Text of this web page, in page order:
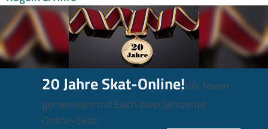
20 Jahre Skat-Online!Wir feiern
gemeinsam mit Euch zwei Jahrzente
Online-Skat!